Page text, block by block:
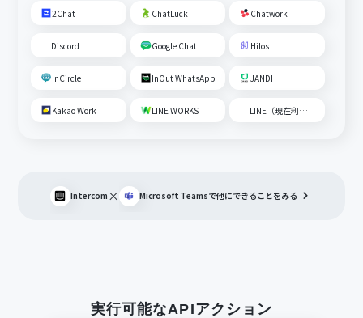
2Chat ChatLuck Chatwork
Discord Google Chat Hilos
InCircle InOut WhatsApp JANDI
Kakao Work LINE WORKS LINE（現在利用不可）
Intercom × Microsoft Teamsで他にできることをみる
実行可能なAPIアクション